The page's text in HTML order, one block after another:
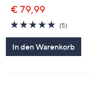
€ 79,99
5.0
von
5
(5)
In den Warenkorb